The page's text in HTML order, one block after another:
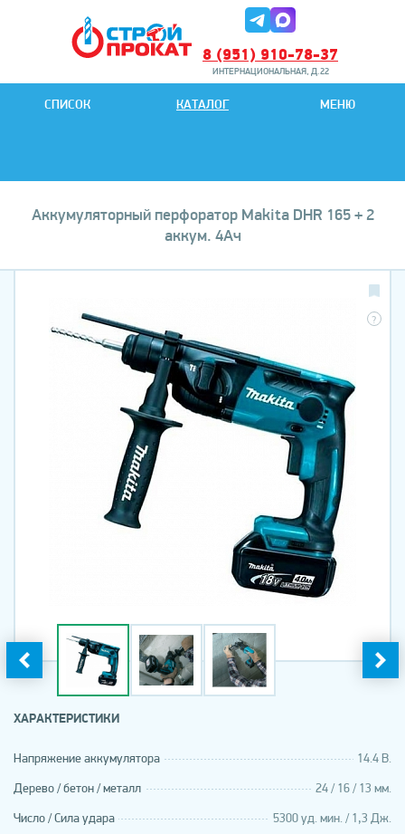
СПИСОК КАТАЛОГ МЕНЮ
8 (951) 910-78-37
ИНТЕРНАЦИОНАЛЬНАЯ, Д.22
ИНТЕРНАЦИОНАЛЬНАЯ, Д.22
Аккумуляторный перфоратор Makita DHR 165 + 2
аккум. 4Ач
?
ХАРАКТЕРИСТИКИ
Напряжение аккумулятора 14.4 В.
Дерево / бетон / металл 24 / 16 / 13 мм.
Число / Сила удара 5300 уд. мин. / 1,3 Дж.